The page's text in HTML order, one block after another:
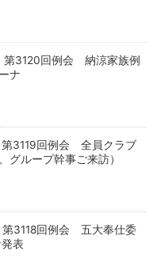
第3120回例会 納涼家族例
ナ
第3119回例会 全員クラブ
グループ幹事ご来訪）
第3118回例会 五大奉仕委
表